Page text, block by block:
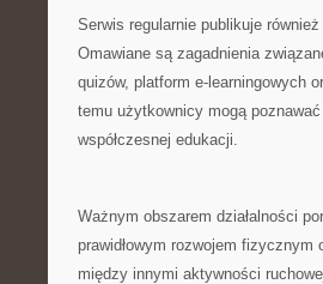
Serwis regularnie publikuje
Omawiane są zagadnienia
quizów, platform e-learningowych
temu użytkownicy mogą
współczesnej edukacji.
Ważnym obszarem działalności
prawidłowym rozwojem
między innymi aktywności